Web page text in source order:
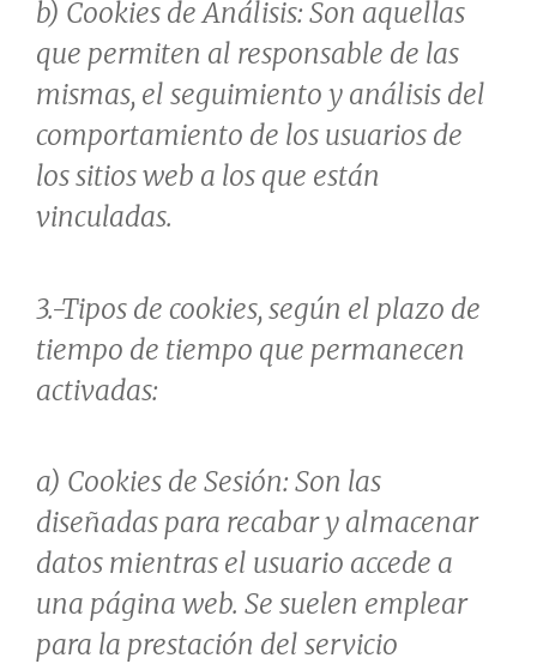
b) Cookies de Análisis: Son aquellas
que permiten al responsable de las
mismas, el seguimiento y análisis del
comportamiento de los usuarios de
los sitios web a los que están
vinculadas.
3.-Tipos de cookies, según el plazo de
tiempo de tiempo que permanecen
activadas:
a) Cookies de Sesión: Son las
diseñadas para recabar y almacenar
datos mientras el usuario accede a
una página web. Se suelen emplear
para la prestación del servicio